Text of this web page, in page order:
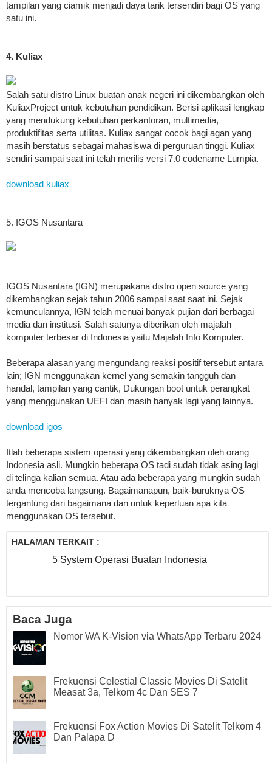
tampilan yang ciamik menjadi daya tarik tersendiri bagi OS yang
satu ini.
4. Kuliax
Salah satu distro Linux buatan anak negeri ini dikembangkan oleh
KuliaxProject untuk kebutuhan pendidikan. Berisi aplikasi lengkap
yang mendukung kebutuhan perkantoran, multimedia,
produktifitas serta utilitas. Kuliax sangat cocok bagi agan yang
masih berstatus sebagai mahasiswa di perguruan tinggi. Kuliax
sendiri sampai saat ini telah merilis versi 7.0 codename Lumpia.
download kuliax
5. IGOS Nusantara
IGOS Nusantara (IGN) merupakana distro open source yang
dikembangkan sejak tahun 2006 sampai saat saat ini. Sejak
kemunculannya, IGN telah menuai banyak pujian dari berbagai
media dan institusi. Salah satunya diberikan oleh majalah
komputer terbesar di Indonesia yaitu Majalah Info Komputer.
Beberapa alasan yang mengundang reaksi positif tersebut antara
lain; IGN menggunakan kernel yang semakin tangguh dan
handal, tampilan yang cantik, Dukungan boot untuk perangkat
yang menggunakan UEFI dan masih banyak lagi yang lainnya.
download igos
Itlah beberapa sistem operasi yang dikembangkan oleh orang
Indonesia asli. Mungkin beberapa OS tadi sudah tidak asing lagi
di telinga kalian semua. Atau ada beberapa yang mungkin sudah
anda mencoba langsung. Bagaimanapun, baik-buruknya OS
tergantung dari bagaimana dan untuk keperluan apa kita
menggunakan OS tersebut.
HALAMAN TERKAIT :
5 System Operasi Buatan Indonesia
Baca Juga
Nomor WA K-Vision via WhatsApp Terbaru 2024
Frekuensi Celestial Classic Movies Di Satelit
Measat 3a, Telkom 4c Dan SES 7
Frekuensi Fox Action Movies Di Satelit Telkom 4
Dan Palapa D